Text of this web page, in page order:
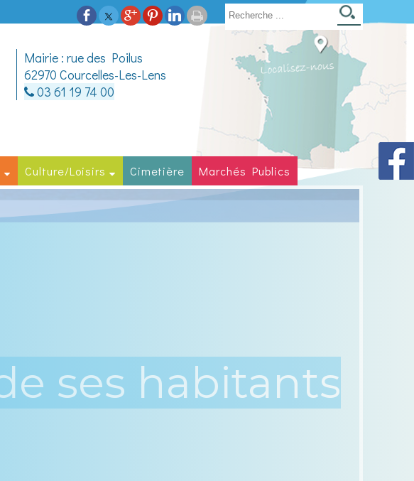
Mairie : rue des Poilus
62970 Courcelles-Les-Lens
03 61 19 74 00
Culture/Loisirs Cimetière Marchés Publics